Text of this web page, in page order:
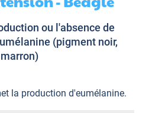
ou l'absence de
(pigment noir,
marron)
la production d'eumélanine.